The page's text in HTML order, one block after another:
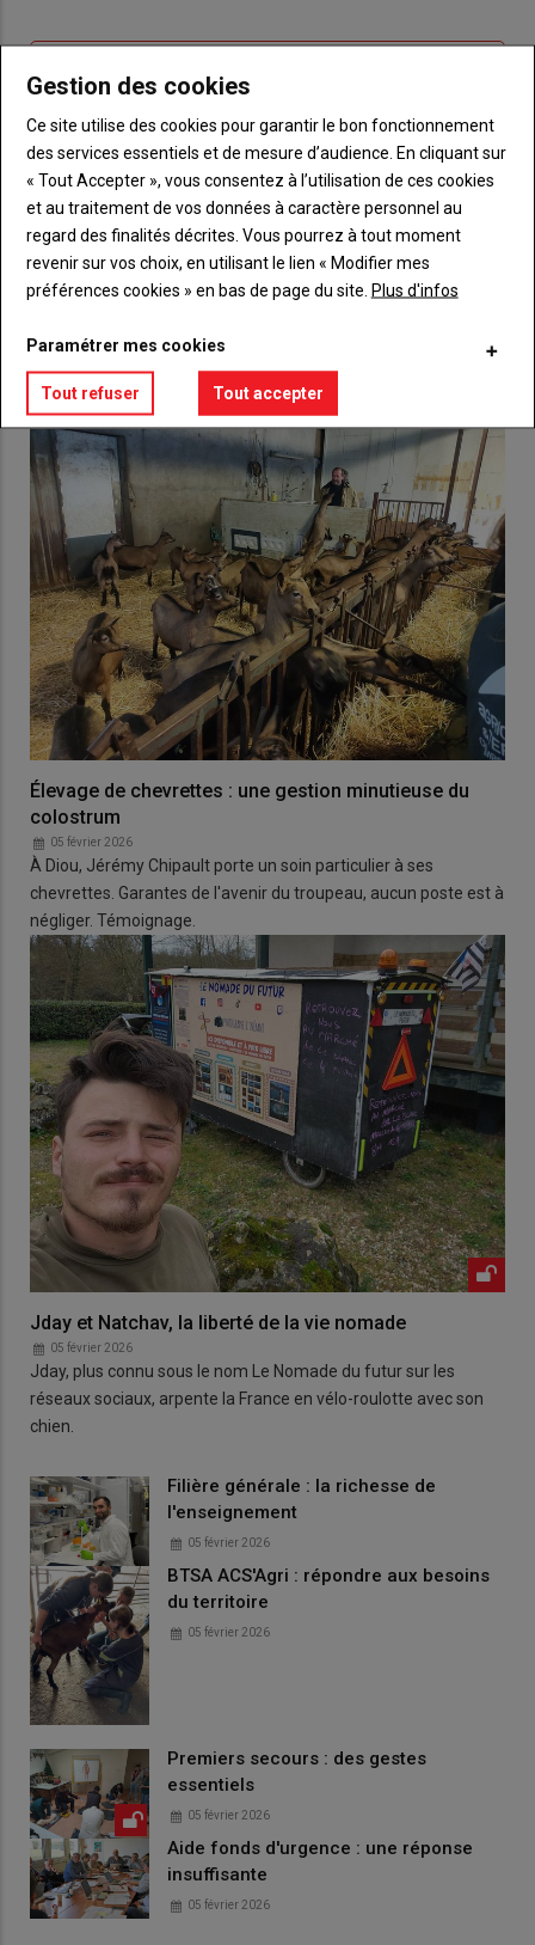
Sous-
titre
Vous n'êtes pas abonné(e)
TITRE CRÉEZ UN COMPTE
BodyChoisissez votre formule et créez votre
compte pour accéder à tout {nom-site}.
Lien Créez un compte
VOUS AIMEREZ AUSSI
Élevage de chevrettes : une gestion minutieuse du
colostrum
05 février 2026
À Diou, Jérémy Chipault porte un soin particulier à ses
chevrettes. Garantes de l'avenir du troupeau, aucun poste est à
négliger. Témoignage.
Jday et Natchav, la liberté de la vie nomade
05 février 2026
Jday, plus connu sous le nom Le Nomade du futur sur les
réseaux sociaux, arpente la France en vélo-roulotte avec son
chien.
Filière générale : la richesse de
l'enseignement
05 février 2026
BTSA ACS'Agri : répondre aux besoins
du territoire
05 février 2026
Premiers secours : des gestes
essentiels
05 février 2026
Aide fonds d'urgence : une réponse
insuffisante
05 février 2026
Gestion des cookies
Ce site utilise des cookies pour garantir le bon fonctionnement
des services essentiels et de mesure d’audience. En cliquant sur
« Tout Accepter », vous consentez à l’utilisation de ces cookies
et au traitement de vos données à caractère personnel au
regard des finalités décrites. Vous pourrez à tout moment
revenir sur vos choix, en utilisant le lien « Modifier mes
préférences cookies » en bas de page du site. Plus d'infos
Paramétrer mes cookies
Tout refuser Tout accepter